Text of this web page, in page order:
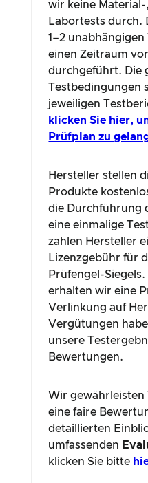
wir keine
Labortests durch.
1–2
einen Zeitraum
durchgeführt. Die
Testbedingungen
jeweiligen
klicken Sie hier,
Prüfplan zu
Hersteller stellen
Produkte
die Durchführung
eine einmalige
zahlen Hersteller
Lizenzgebühr für
Prüfengel-
erhalten wir eine
Verlinkung auf
Vergütungen
unsere
Bewertungen.
Wir gewährleisten
eine faire
detaillierten
umfassenden
klicken Sie bitte